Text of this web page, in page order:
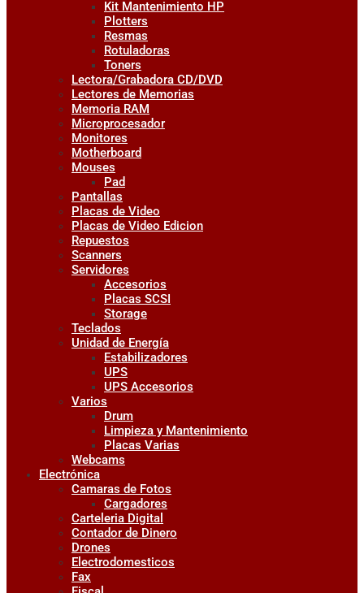
Kit Mantenimiento HP
Plotters
Resmas
Rotuladoras
Toners
Lectora/Grabadora CD/DVD
Lectores de Memorias
Memoria RAM
Microprocesador
Monitores
Motherboard
Mouses
Pad
Pantallas
Placas de Video
Placas de Video Edicion
Repuestos
Scanners
Servidores
Accesorios
Placas SCSI
Storage
Teclados
Unidad de Energía
Estabilizadores
UPS
UPS Accesorios
Varios
Drum
Limpieza y Mantenimiento
Placas Varias
Webcams
Electrónica
Camaras de Fotos
Cargadores
Carteleria Digital
Contador de Dinero
Drones
Electrodomesticos
Fax